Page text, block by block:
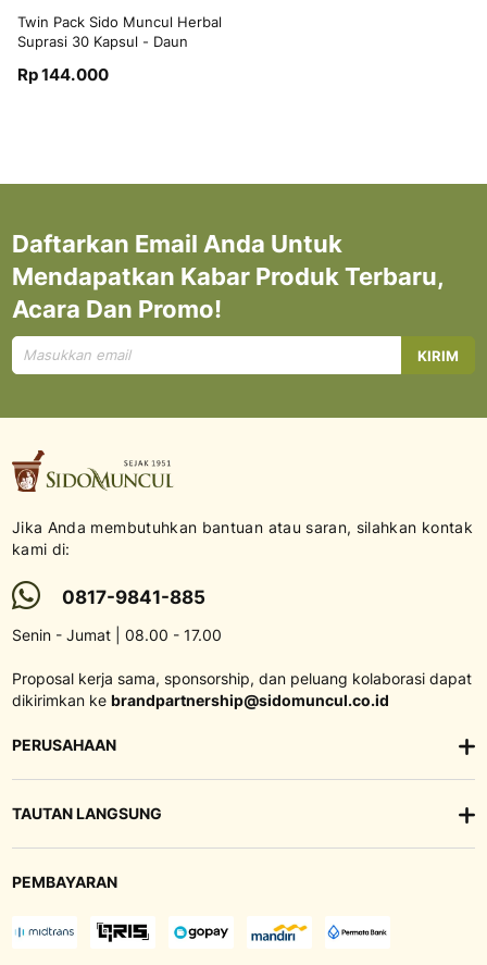
Twin Pack Sido Muncul Herbal
Suprasi 30 Kapsul - Daun
Rp 144.000
Daftarkan Email Anda Untuk
Mendapatkan Kabar Produk Terbaru,
Acara Dan Promo!
Mendaftar
untuk
KIRIM
Jika Anda membutuhkan bantuan atau saran, silahkan kontak
kami di:
0817-9841-885
Senin - Jumat | 08.00 - 17.00
Proposal kerja sama, sponsorship, dan peluang kolaborasi dapat
dikirimkan ke brandpartnership@sidomuncul.co.id
PERUSAHAAN
TAUTAN LANGSUNG
PEMBAYARAN